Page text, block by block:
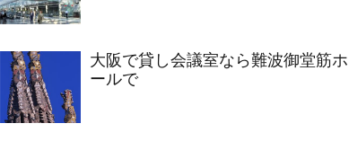
大阪で貸し会議室なら難波御堂筋ホ
ールで